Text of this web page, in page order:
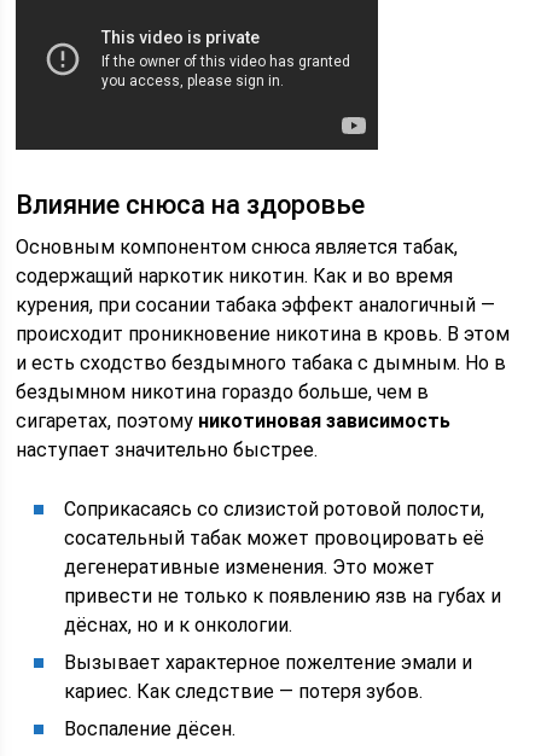
Влияние снюса на здоровье
Основным компонентом снюса является табак,
содержащий наркотик никотин. Как и во время
курения, при сосании табака эффект аналогичный —
происходит проникновение никотина в кровь. В этом
и есть сходство бездымного табака с дымным. Но в
бездымном никотина гораздо больше, чем в
сигаретах, поэтому никотиновая зависимость
наступает значительно быстрее.
Соприкасаясь со слизистой ротовой полости,
сосательный табак может провоцировать её
дегенеративные изменения. Это может
привести не только к появлению язв на губах и
дёснах, но и к онкологии.
Вызывает характерное пожелтение эмали и
кариес. Как следствие — потеря зубов.
Воспаление дёсен.